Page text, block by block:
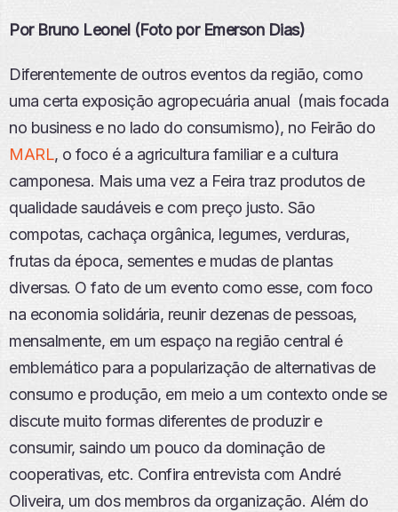
Por Bruno Leonel (Foto por Emerson Dias)
Diferentemente de outros eventos da região, como
uma certa exposição agropecuária anual (mais focada
no business e no lado do consumismo), no Feirão do
MARL, o foco é a agricultura familiar e a cultura
camponesa. Mais uma vez a Feira traz produtos de
qualidade saudáveis e com preço justo. São
compotas, cachaça orgânica, legumes, verduras,
frutas da época, sementes e mudas de plantas
diversas. O fato de um evento como esse, com foco
na economia solidária, reunir dezenas de pessoas,
mensalmente, em um espaço na região central é
emblemático para a popularização de alternativas de
consumo e produção, em meio a um contexto onde se
discute muito formas diferentes de produzir e
consumir, saindo um pouco da dominação de
cooperativas, etc. Confira entrevista com André
Oliveira, um dos membros da organização. Além do